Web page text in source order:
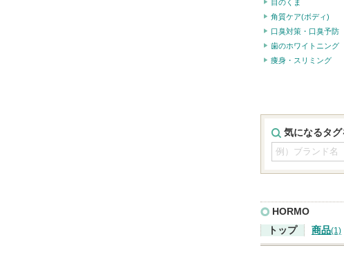
目のくま
角質ケア(ボディ)
口臭対策・口臭予防
歯のホワイトニング
痩身・スリミング
気になるタ
HORMO
トップ
商品(1)